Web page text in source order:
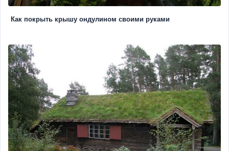
Как покрыть крышу ондулином своими руками